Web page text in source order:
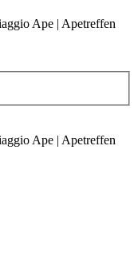
Ape | Apetreffen
Ape | Apetreffen